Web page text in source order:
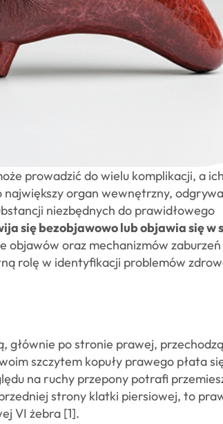
prowadzić do wielu komplikacji, a
organ wewnętrzny, odgrywa
niezbędnych do prawidłowego
się bezobjawowo lub objawia się w
objawów oraz mechanizmów
rolę w identyfikacji problemów
głównie po stronie prawej,
szczytem kopuły prawego płata
na ruchy przepony potrafi
strony klatki piersiowej, to
VI żebra [1].